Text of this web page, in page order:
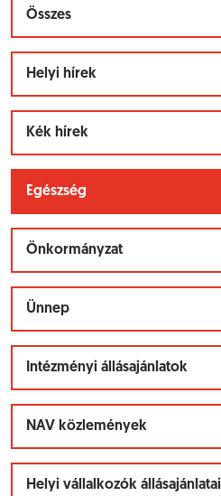
Összes
Helyi hírek
Kék hírek
Egészség
Önkormányzat
Ünnep
Intézményi állásajánlatok
NAV közlemények
Helyi vállalkozók állásajánlatai